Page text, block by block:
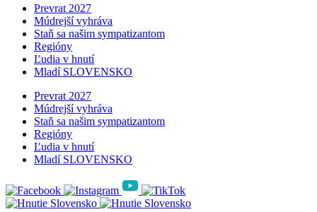
Prevrat 2027
Múdrejší vyhráva
Staň sa našim sympatizantom
Regióny
Ľudia v hnutí
Mladí SLOVENSKO
Prevrat 2027
Múdrejší vyhráva
Staň sa našim sympatizantom
Regióny
Ľudia v hnutí
Mladí SLOVENSKO